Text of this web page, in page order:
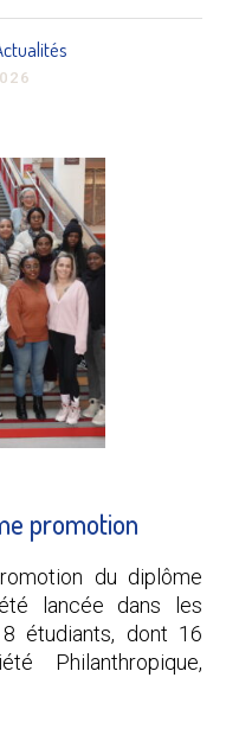
promotion
du diplôme
lancée dans les
étudiants, dont 16
Philanthropique,